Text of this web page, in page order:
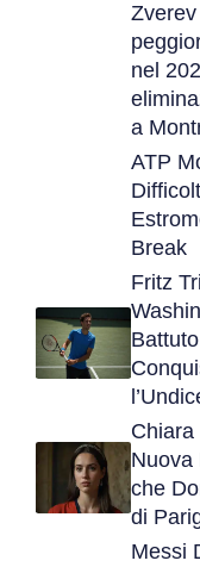
nel
a
ATP
Break
Fritz
Chiara
Nuova
che
di
Messi